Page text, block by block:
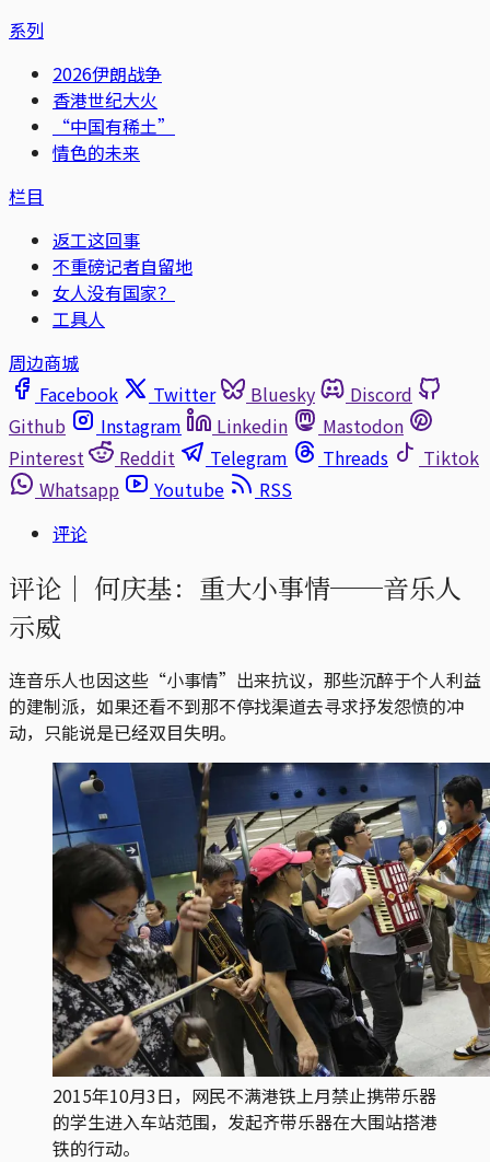
系列
2026伊朗战争
香港世纪大火
“中国有稀土”
情色的未来
栏目
返工这回事
不重磅记者自留地
女人没有国家？
工具人
周边商城
Facebook
Twitter Bluesky
Discord
Github
Instagram Linkedin
Mastodon
Pinterest
Reddit Telegram Threads
Tiktok
Whatsapp
Youtube
RSS
评论
评论｜ 何庆基：重大小事情──音乐人
示威
连音乐人也因这些“小事情”出来抗议，那些沉醉于个人利益
的建制派，如果还看不到那不停找渠道去寻求抒发怨愤的冲
动，只能说是已经双目失明。
2015年10月3日，网民不满港铁上月禁止携带乐器
的学生进入车站范围，发起齐带乐器在大围站搭港
铁的行动。